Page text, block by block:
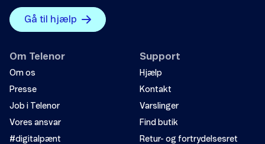
Gå til hjælp
Om Telenor
Om os
Presse
Job i Telenor
Vores ansvar
#digitalpænt
Support
Hjælp
Kontakt
Varslinger
Find butik
Retur- og fortrydelsesret